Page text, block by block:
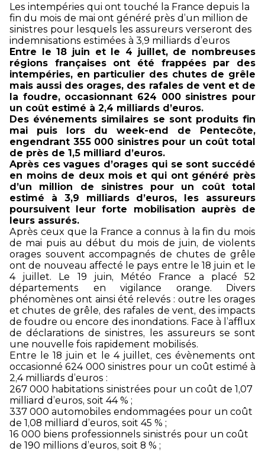
Les intempéries qui ont touché la France depuis la
fin du mois de mai ont généré près d’un million de
sinistres pour lesquels les assureurs verseront des
indemnisations estimées à 3,9 milliards d’euros
Entre le 18 juin et le 4 juillet, de nombreuses
régions françaises ont été frappées par des
intempéries, en particulier des chutes de grêle
mais aussi des orages, des rafales de vent et de
la foudre, occasionnant 624 000 sinistres pour
un coût estimé à 2,4 milliards d’euros.
Des événements similaires se sont produits fin
mai puis lors du week-end de Pentecôte,
engendrant 355 000 sinistres pour un coût total
de près de 1,5 milliard d’euros.
Après ces vagues d’orages qui se sont succédé
en moins de deux mois et qui ont généré près
d’un million de sinistres pour un coût total
estimé à 3,9 milliards d’euros, les assureurs
poursuivent leur forte mobilisation auprès de
leurs assurés.
Après ceux que la France a connus à la fin du mois
de mai puis au début du mois de juin, de violents
orages souvent accompagnés de chutes de grêle
ont de nouveau affecté le pays entre le 18 juin et le
4 juillet. Le 19 juin, Météo France a placé 52
départements en vigilance orange. Divers
phénomènes ont ainsi été relevés : outre les orages
et chutes de grêle, des rafales de vent, des impacts
de foudre ou encore des inondations. Face à l’afflux
de déclarations de sinistres, les assureurs se sont
une nouvelle fois rapidement mobilisés.
Entre le 18 juin et le 4 juillet, ces évènements ont
occasionné 624 000 sinistres pour un coût estimé à
2,4 milliards d’euros :
267 000 habitations sinistrées pour un coût de 1,07
milliard d’euros, soit 44 % ;
337 000 automobiles endommagées pour un coût
de 1,08 milliard d’euros, soit 45 % ;
16 000 biens professionnels sinistrés pour un coût
de 190 millions d’euros, soit 8 % ;